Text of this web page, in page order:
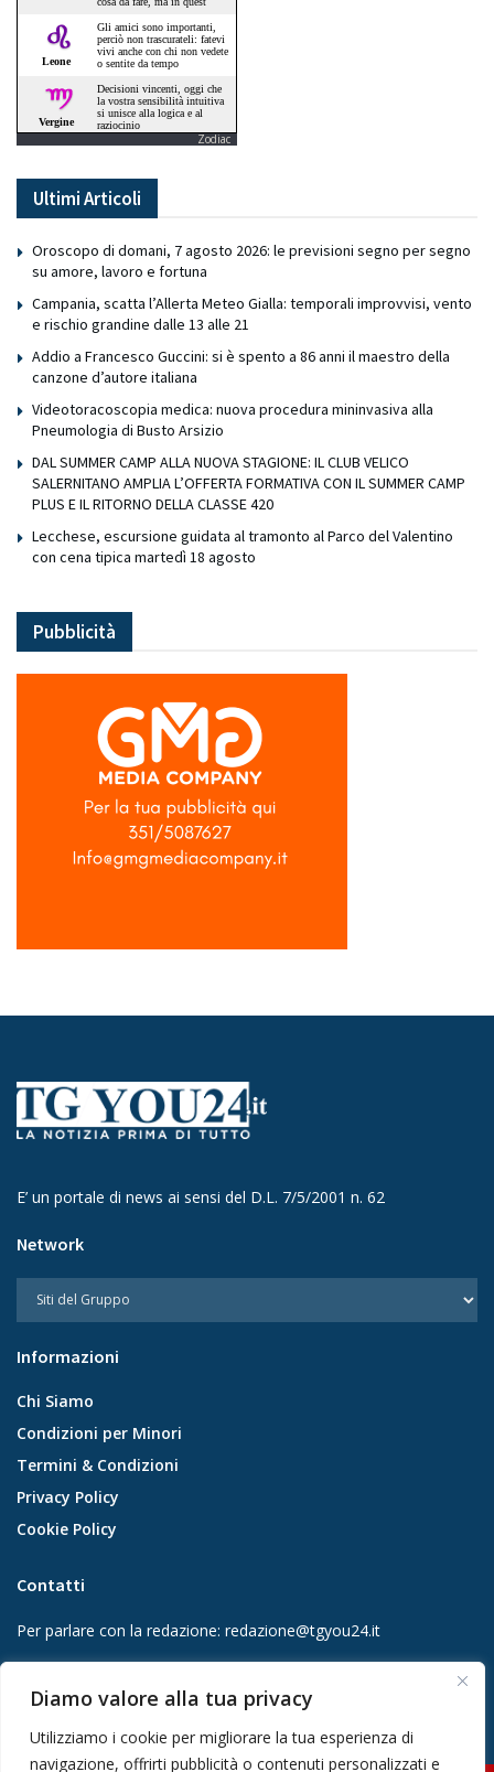
Diamo valore alla tua privacy
Utilizziamo i cookie per migliorare la tua esperienza di
navigazione, offrirti pubblicità o contenuti personalizzati e
Zodiac
Ultimi Articoli
Oroscopo di domani, 7 agosto 2026: le previsioni segno per segno
su amore, lavoro e fortuna
Campania, scatta l’Allerta Meteo Gialla: temporali improvvisi, vento
e rischio grandine dalle 13 alle 21
Addio a Francesco Guccini: si è spento a 86 anni il maestro della
canzone d’autore italiana
Videotoracoscopia medica: nuova procedura mininvasiva alla
Pneumologia di Busto Arsizio
DAL SUMMER CAMP ALLA NUOVA STAGIONE: IL CLUB VELICO
SALERNITANO AMPLIA L’OFFERTA FORMATIVA CON IL SUMMER CAMP
PLUS E IL RITORNO DELLA CLASSE 420
Lecchese, escursione guidata al tramonto al Parco del Valentino
con cena tipica martedì 18 agosto
Pubblicità
E’ un portale di news ai sensi del D.L. 7/5/2001 n. 62
Network
Informazioni
Chi Siamo
Condizioni per Minori
Termini & Condizioni
Privacy Policy
Cookie Policy
Contatti
Per parlare con la redazione: redazione@tgyou24.it